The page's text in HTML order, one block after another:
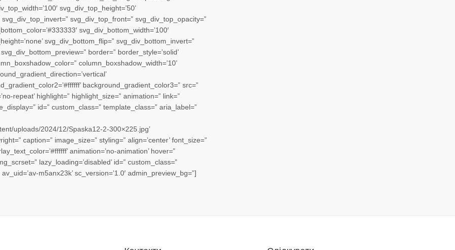
svg_div_top_height=’50’
svg_div_top_front=” svg_div_top_opacity=”
svg_div_bottom_width=’100′
svg_div_bottom_flip=” svg_div_bottom_invert=”
border=” border_style=’solid’
column_boxshadow_width=’10’
background_gradient_color3=” src=”
repeat’ highlight=” highlight_size=” animation=” link=”
id=” custom_class=” template_class=” aria_label=”
uploads/2024/12/Spaska12-2-300×225.jpg’
caption=” image_size=” styling=” align=’center’ font_size=”
animation=’no-animation’ hover=”
lazy_loading=’disabled’ id=” custom_class=”
m5anx23k’ sc_version=’1.0′ admin_preview_bg=”]